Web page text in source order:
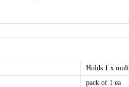
Holds 1 x
pack of 1 ea